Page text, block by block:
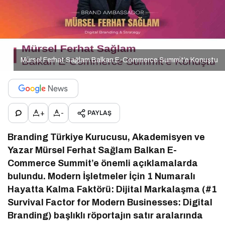
Mürsel Ferhat Sağlam Balkan E-Commerce Summit’e Konuştu
+ - PAYLAŞ
Branding Türkiye Kurucusu, Akademisyen ve
Yazar Mürsel Ferhat Sağlam Balkan E-
Commerce Summit’e önemli açıklamalarda
bulundu. Modern İşletmeler İçin 1 Numaralı
Hayatta Kalma Faktörü: Dijital Markalaşma (#1
Survival Factor for Modern Businesses: Digital
Branding) başlıklı röportajın satır aralarında